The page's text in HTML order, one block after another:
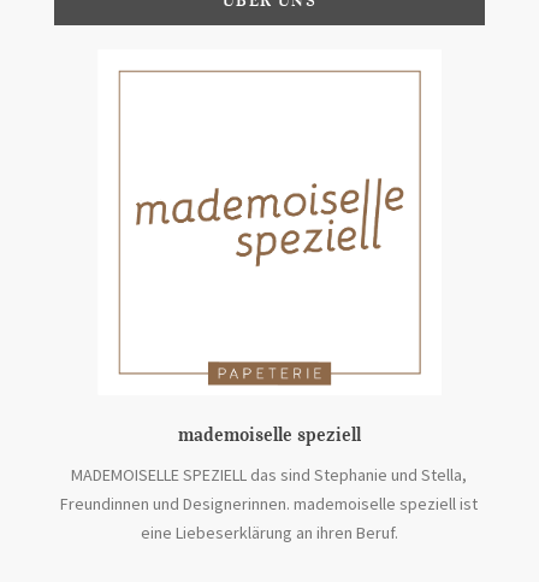
mademoiselle speziell
MADEMOISELLE SPEZIELL das sind Stephanie und Stella,
Freundinnen und Designerinnen. mademoiselle speziell ist
eine Liebeserklärung an ihren Beruf.